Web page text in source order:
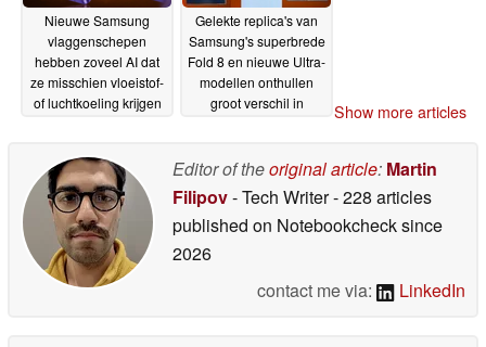
Nieuwe Samsung
vlaggenschepen
hebben zoveel AI dat
ze misschien vloeistof-
of luchtkoeling krijgen
lek01-06-2026
Gelekte replica's van
Samsung's superbrede
Fold 8 en nieuwe Ultra-
modellen onthullen
groot verschil in
Show more articles
Editor of theoriginal article: Martin
Filipov- Tech Writer- 228 articles
published on Notebookchecksince
2026
contact me via:
LinkedIn